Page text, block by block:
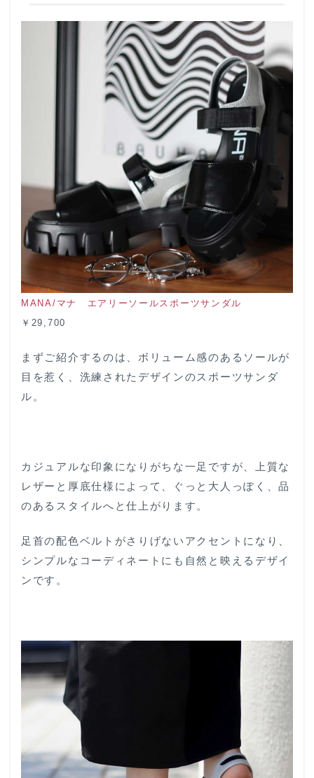
MANA/マナ エアリーソールスポーツサンダル
￥ 29,700
まずご紹介するのは、ボリューム感のあるソールが
目を惹く、洗練されたデザインのスポーツサンダ
ル。
カジュアルな印象になりがちな一足ですが、上質な
レザーと厚底仕様によって、ぐっと大人っぽく、品
のあるスタイルへと仕上がります。
足首の配色ベルトがさりげないアクセントになり、
シンプルなコーディネートにも自然と映えるデザイ
ンです。